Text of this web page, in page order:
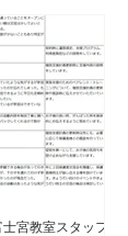
宮教室スタッフ